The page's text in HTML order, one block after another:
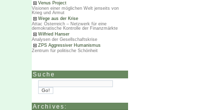
Venus Project
Visionen einer möglichen Welt jenseits von
Krieg und Armut
Wege aus der Krise
Attac Österreich – Netzwerk für eine
demokratische Kontrolle der Finanzmärkte
Wilfried Hanser
Analysen der Gesellschaftskrise
ZPS Aggressiver Humanismus
Zentrum für politische Schönheit
Suche
Archives: